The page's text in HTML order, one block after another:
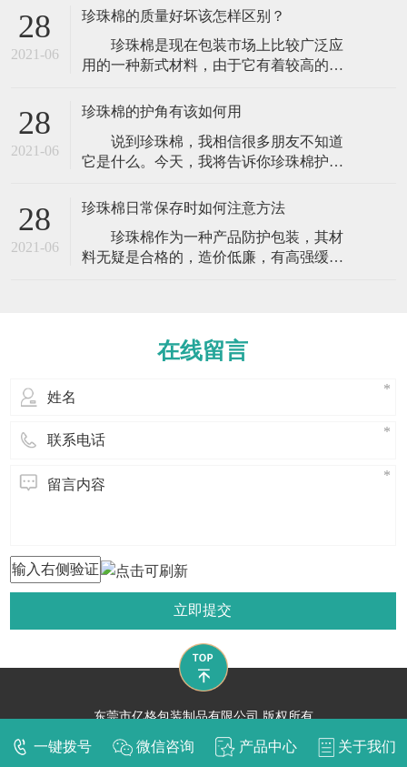
相信是相当多，但是在送礼的时候你要相
当注意，使用包装材料的时候那么你一定
要注意了，这些东西可是你要送给亲戚朋
友或者是你的领导上司，那么你就不能够
程与未
28
2021-06
珍珠棉的质量好坏该怎样区别？
珍珠棉是现在包装市场上比较广泛应
用的一种新式材料，由于它有着较高的防
们所热捧，逐步变成现在比较主流的包装
大，许多厂家为了能取得更多的利益赢
利，从而才去不同的措施获取更多的收
外行的客户不懂的话
28
2021-06
珍珠棉的护角有该如何用
说到珍珠棉，我相信很多朋友不知道
它是什么。今天，我将告诉你珍珠棉护角
来看看。 珍珠棉护角可以在货物运输
果，是防震包装的理想产品。广泛应用于
电子电器、仪器仪表、计算机、音响、医
28
2021-06
珍珠棉日常保存时如何注意方法
珍珠棉作为一种产品防护包装，其材
料无疑是合格的，造价低廉，有高强缓
易碎、变形、回复性差的缺点。那么它在
日常保存时需要注意的事项有哪些？
在线留言
立即提交
东莞市亿格包装制品有限公司 版权所有
东莞网站建设​
一键拨号 微信咨询 产品中心 关于我们